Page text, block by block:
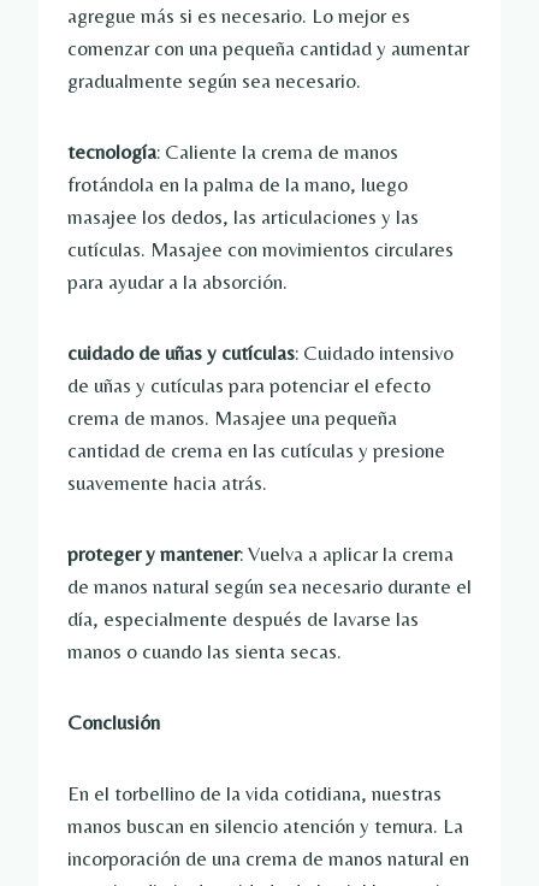
agregue más si es necesario. Lo mejor es
comenzar con una pequeña cantidad y aumentar
gradualmente según sea necesario.
tecnología: Caliente la crema de manos
frotándola en la palma de la mano, luego
masajee los dedos, las articulaciones y las
cutículas. Masajee con movimientos circulares
para ayudar a la absorción.
cuidado de uñas y cutículas: Cuidado intensivo
de uñas y cutículas para potenciar el efecto
crema de manos. Masajee una pequeña
cantidad de crema en las cutículas y presione
suavemente hacia atrás.
proteger y mantener: Vuelva a aplicar la crema
de manos natural según sea necesario durante el
día, especialmente después de lavarse las
manos o cuando las sienta secas.
Conclusión
En el torbellino de la vida cotidiana, nuestras
manos buscan en silencio atención y ternura. La
incorporación de una crema de manos natural en